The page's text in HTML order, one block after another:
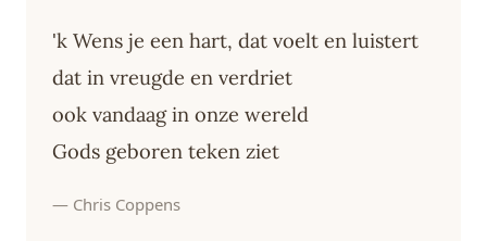
'k Wens je een hart, dat voelt en luistert
dat in vreugde en verdriet
ook vandaag in onze wereld
Gods geboren teken ziet
— Chris Coppens